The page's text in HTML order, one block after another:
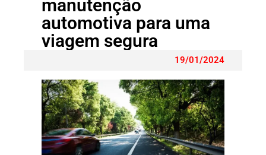
manutenção
automotiva para uma
viagem segura
19/01/2024